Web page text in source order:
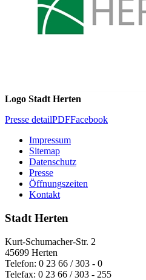
Logo Stadt Herten
Presse detailPDFFacebook
Impressum
Sitemap
Datenschutz
Presse
Öffnungszeiten
Kontakt
Stadt Herten
Kurt-Schumacher-Str. 2
45699 Herten
Telefon: 0 23 66 / 303 - 0
Telefax: 0 23 66 / 303 - 255